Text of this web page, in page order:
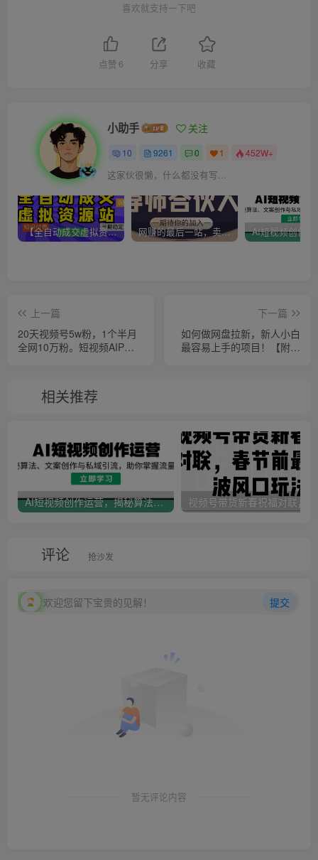
喜欢就支持一下吧
点赞 6 分享 收藏
小助手 关注
10 9261 0 1 452W+
这家伙很懒，什么都没有写...
【全自动成交虚拟资源站】站长唯一陪跑项目！月入10W+~长期稳定~ 网赚的最后一站，卖项目！做网赚顶级猎食者~
上一篇
20天视频号5w粉，1个半月
全网10万粉。短视频AIP值
下一篇
如何做网盘拉新，新人小白
最容易上手的项目！【附详
相关推荐
AI短视频创作运营，揭秘算法、文案创作与私域引流，助你掌握流量密码
评论 抢沙发
欢迎您留下宝贵的见解！ 提交
暂无评论内容